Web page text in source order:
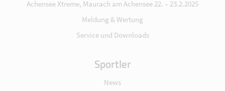
Achensee Xtreme, Maurach am Achensee 22. – 23.2.2025
Meldung & Wertung
Service und Downloads
Sportler
News